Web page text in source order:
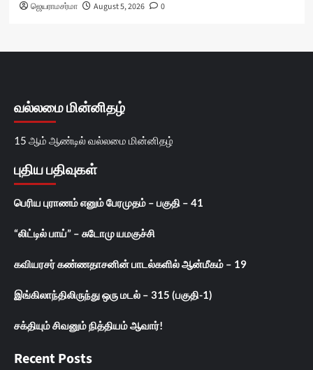
ஜெயராமசர்மா August 5, 2026 0
வல்லமை மின்னிதழ்
15 ஆம் ஆண்டில் வல்லமை மின்னிதழ்
புதிய பதிவுகள்
பெரிய புராணம் எனும் பேரமுதம் – பகுதி – 41
“லிட்டில் பாய்” – சுடோமு யமகுச்சி
கவியரசர் கண்ணதாசனின் பாடல்களில் ஆன்மீகம் – 19
இங்கிலாந்திலிருந்து ஒரு மடல் – 315 (பகுதி-1)
சக்தியும் சிவனும் நித்தியம் ஆவார்!
Recent Posts